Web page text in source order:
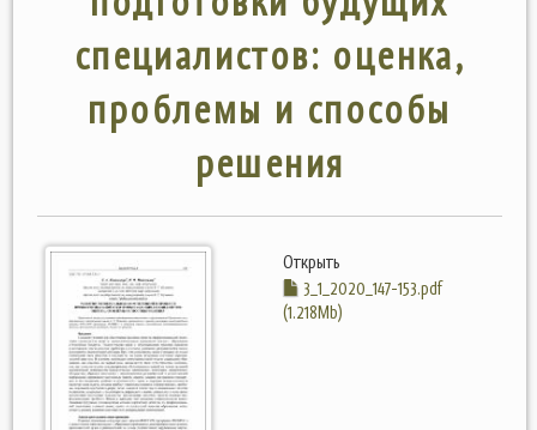
специалистов: оценка,
проблемы и способы
решения
Открыть
3_1_2020_147-153.pdf
(1.218Mb)